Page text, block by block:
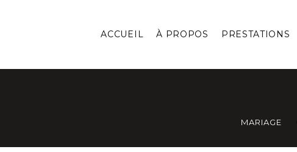
ACCUEIL À PROPOS PRESTATIONS
MARIAGE